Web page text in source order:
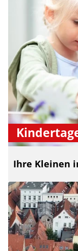
Ihre Kleinen